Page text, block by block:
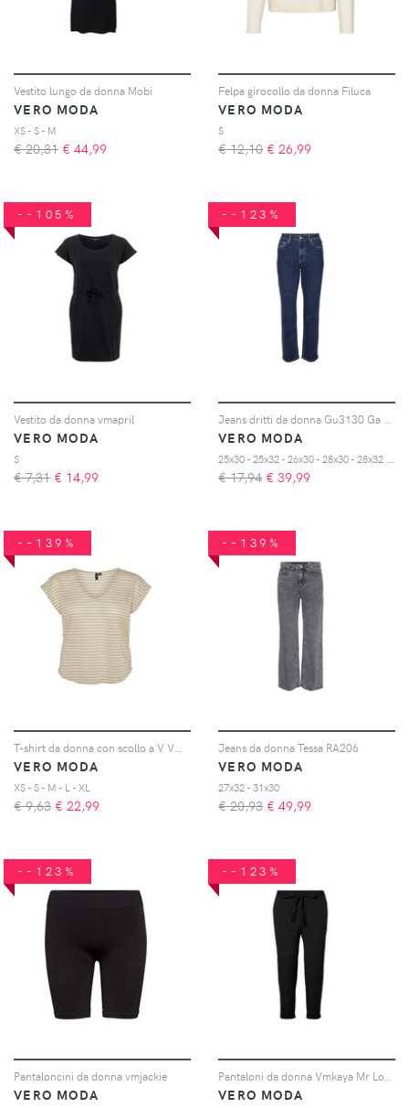
Vestito lungo da donna Mobi
VERO MODA
XS - S - M
€ 20,31 € 44,99
Felpa girocollo da donna Filuca
VERO MODA
S
€ 12,10 € 26,99
--105%
Vestito da donna vmapril
VERO MODA
S
€ 7,31 € 14,99
--123%
VERO MODA
2
5x30 - 25x32 - 26x30 - 28x30 - 28x32 - 29x32
€ 17,94 € 39,99
--139%
VERO MODA
XS - S - M - L - XL
€ 9,63 € 22,99
--139%
Jeans da donna Tessa RA206
VERO MODA
27x32 - 31x30
€ 20,93 € 49,99
--123%
Pantaloncini da donna vmjackie
VERO MODA
--123%
VERO MODA